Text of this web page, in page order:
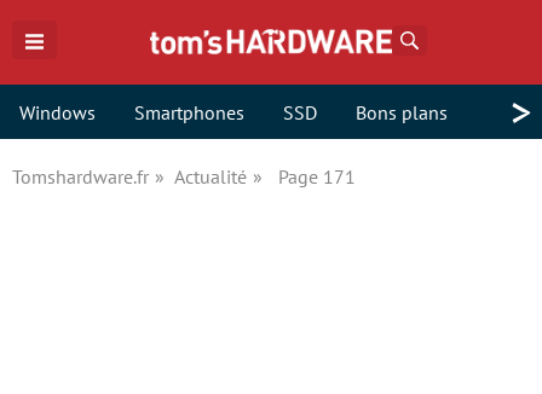
Windows Smartphones SSD Bons plans >
Tomshardware.fr Actualité Page 171